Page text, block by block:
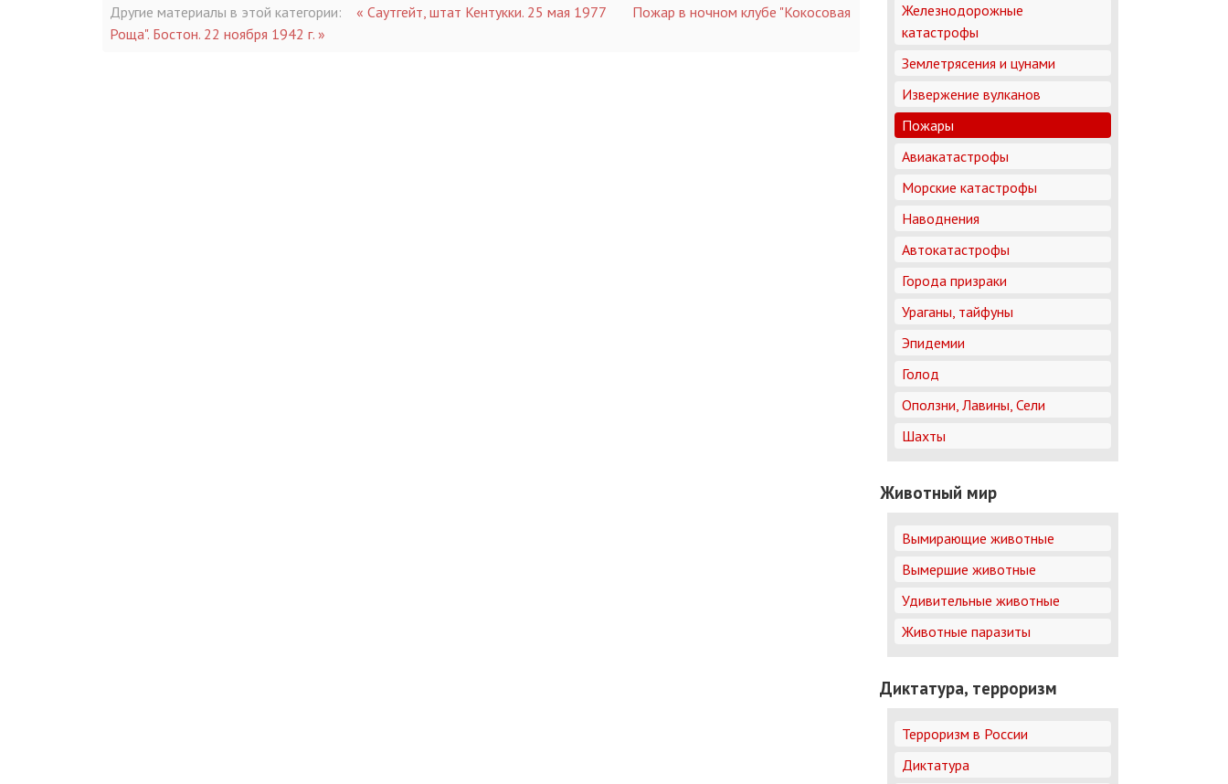
Другие материалы в этой категории: « Саутгейт, штат Кентукки. 25 мая 1977
Пожар в ночном клубе "Кокосовая
Роща". Бостон. 22 ноября 1942 г. »
Железнодорожные
катастрофы
Землетрясения и цунами
Извержение вулканов
Пожары
Авиакатастрофы
Морские катастрофы
Наводнения
Автокатастрофы
Города призраки
Ураганы, тайфуны
Эпидемии
Голод
Оползни, Лавины, Сели
Шахты
Животный мир
Вымирающие животные
Вымершие животные
Удивительные животные
Животные паразиты
Диктатура, терроризм
Терроризм в России
Диктатура